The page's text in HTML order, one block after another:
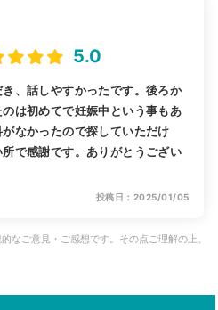
5.0
、話しやすかったです。後ろか
は初めてで妊娠中という事もあ
なかったので探していただけ
で感謝です。ありがとうござい
投稿日：2025/01/05
なご意見・ご感想です。その点ご理解の上、